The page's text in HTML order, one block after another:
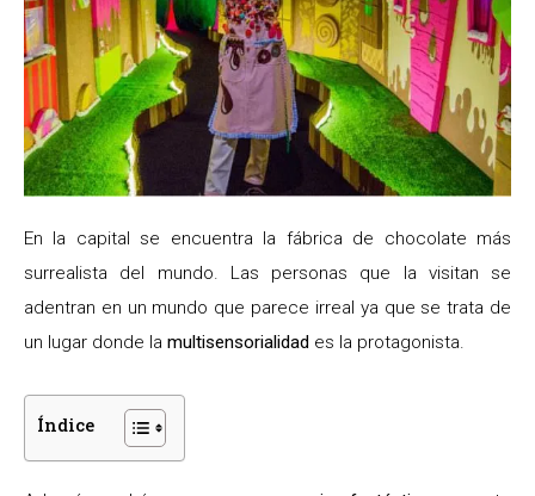
En la capital se encuentra la fábrica de chocolate más
surrealista del mundo. Las personas que la visitan se
adentran en un mundo que parece irreal ya que se trata de
un lugar donde la multisensorialidad es la protagonista.
Índice